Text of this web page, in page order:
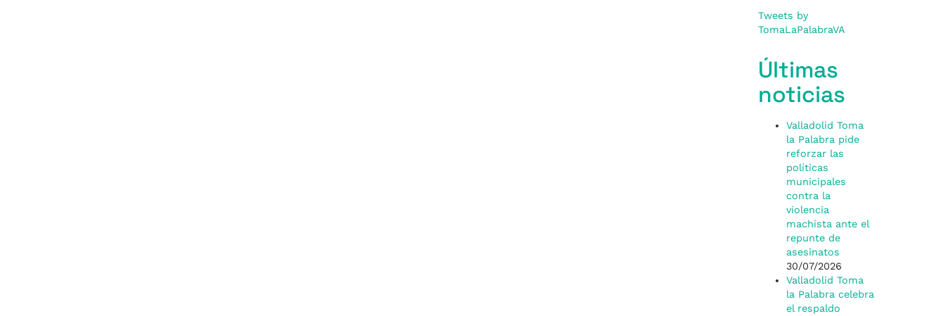
Tweets by
TomaLaPalabraVA
Últimas
noticias
Valladolid Toma
la Palabra pide
reforzar las
políticas
municipales
contra la
violencia
machista ante el
repunte de
asesinatos
30/07/2026
Valladolid Toma
la Palabra celebra
el respaldo